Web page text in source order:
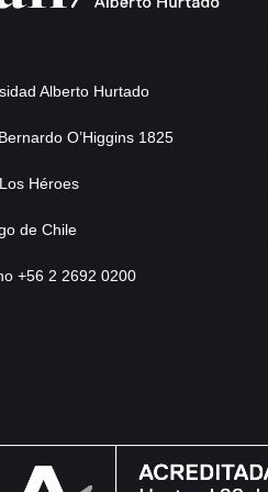
Alberto Hurtado
O’Higgins 1825
Héroes
de Chile
+56 2 2692 0200